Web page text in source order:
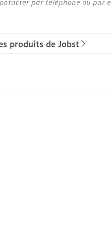
produits de Jobst